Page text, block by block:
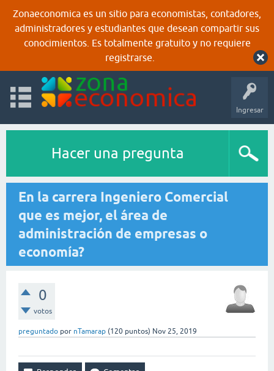
Zonaeconomica es un sitio para economistas, contadores,
administradores y estudiantes que desean compartir sus
conocimientos. Es totalmente gratuito y no requiere
registrarse.
Ingresar
Hacer una pregunta
En la carrera Ingeniero Comercial
que es mejor, el área de
administración de empresas o
economía?
0
votos
preguntado por nTamarap (120 puntos) Nov 25, 2019